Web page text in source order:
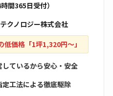
間365日受付）
クノロジー株式会社
価格「1坪1,320円〜」
ているから安心・安全
定工法による徹底駆除